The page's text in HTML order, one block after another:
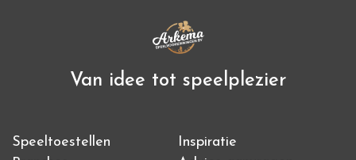
Van idee tot speelplezier
Speeltoestellen
Inspiratie